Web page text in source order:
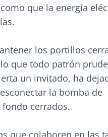
que la energía
los portillos
que todo patrón
un invitado, ha
la bomba de
cerrados.
que colaboren en las